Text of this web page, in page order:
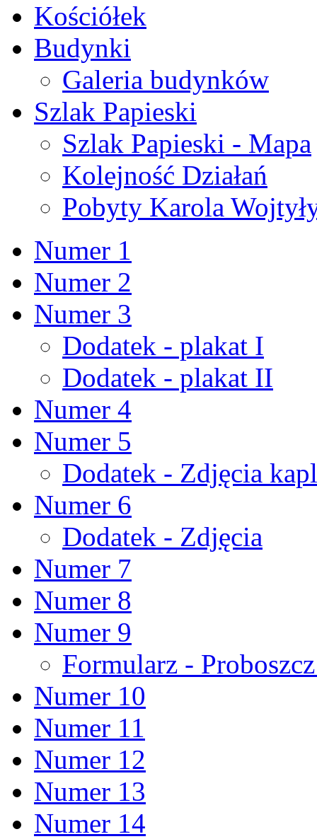
Kościółek
Budynki
Galeria budynków
Szlak Papieski
Szlak Papieski - Mapa
Kolejność Działań
Pobyty Karola
Numer 1
Numer 2
Numer 3
Dodatek - plakat I
Dodatek - plakat II
Numer 4
Numer 5
Dodatek - Zdjęcia
Numer 6
Dodatek - Zdjęcia
Numer 7
Numer 8
Numer 9
Formularz -
Numer 10
Numer 11
Numer 12
Numer 13
Numer 14